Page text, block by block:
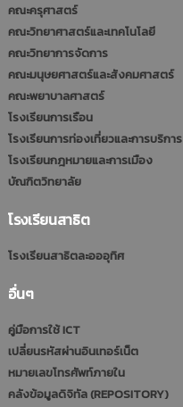
คณะครุศาสตร์
คณะวิทยาศาสตร์และเทคโนโลยี
คณะวิทยาการจัดการ
คณะมนุษยศาสตร์และสังคมศาสตร์
คณะพยาบาลศาสตร์
โรงเรียนการเรือน
โรงเรียนการท่องเที่ยวและการบริการ
โรงเรียนกฎหมายและการเมือง
บัณฑิตวิทยาลัย
โรงเรียนสาธิต
โรงเรียนสาธิตละอออุทิศ
อื่นๆ
คู่มือการใช้ ICT
เปลี่ยนรหัสผ่านอินเทอร์เน็ต
หมายเลขโทรศัพท์ภายใน
คลังข้อมูลดิจิทัล (REPOSITORY)